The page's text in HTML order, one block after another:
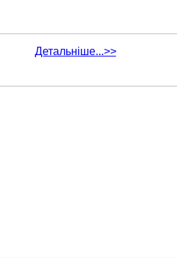
Детальніше...>>